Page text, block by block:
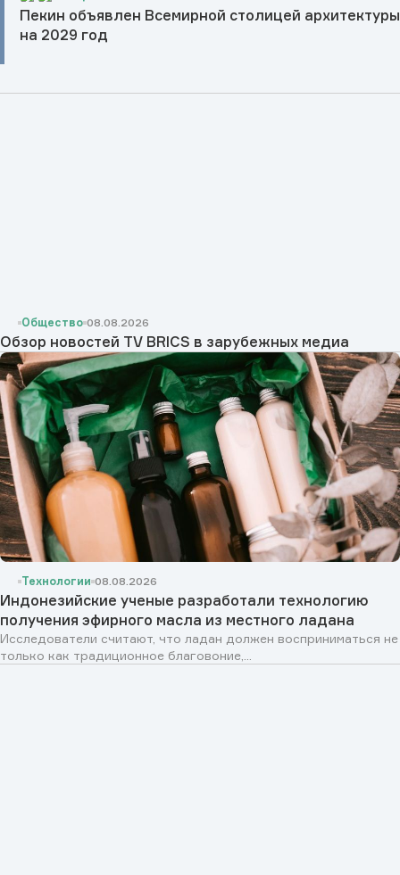
Пекин объявлен Всемирной столицей архитектуры
на 2029 год
Общество 08.08.2026
Обзор новостей TV BRICS в зарубежных медиа
Технологии 08.08.2026
Индонезийские ученые разработали технологию
получения эфирного масла из местного ладана
Исследователи считают, что ладан должен восприниматься не
только как традиционное благовоние,...